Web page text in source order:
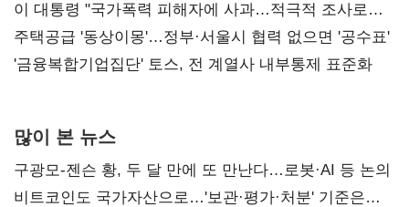
총선 지휘 못해"
이 대통령 "국가폭력 피해자에 사과…적극적 조사로
진실 밝혀야"
주택공급 '동상이몽'…정부·서울시 협력 없으면 '공수표'
'금융복합기업집단' 토스, 전 계열사 내부통제 표준화
많이 본 뉴스
구광모-젠슨 황, 두 달 만에 또 만난다…로봇·AI 등 논의
비트코인도 국가자산으로…'보관·평가·처분' 기준은